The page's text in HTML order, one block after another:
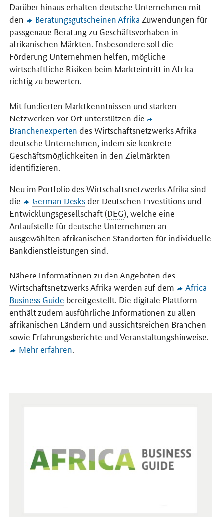
Darüber hinaus erhalten deutsche Unternehmen mit
den
Beratungsgutscheinen Afrika Zuwendungen für
passgenaue Beratung zu Geschäftsvorhaben in
afrikanischen Märkten. Insbesondere soll die
Förderung Unternehmen helfen, mögliche
wirtschaftliche Risiken beim Markteintritt in Afrika
richtig zu bewerten.
Mit fundierten Marktkenntnissen und starken
Netzwerken vor Ort unterstützen die
Branchenexperten des Wirtschaftsnetzwerks Afrika
deutsche Unternehmen, indem sie konkrete
Geschäftsmöglichkeiten in den Zielmärkten
identifizieren.
Neu im Portfolio des Wirtschaftsnetzwerks Afrika sind
die
German Desksder Deutschen Investitions und
Entwicklungsgesellschaft (DEG), welche eine
Anlaufstelle für deutsche Unternehmen an
ausgewählten afrikanischen Standorten für individuelle
Bankdienstleistungen sind.
Nähere Informationen zu den Angeboten des
Wirtschaftsnetzwerks Afrika werden auf dem
Africa
Business Guide bereitgestellt. Die digitale Plattform
enthält zudem ausführliche Informationen zu allen
afrikanischen Ländern und aussichtsreichen Branchen
sowie Erfahrungsberichte und Veranstaltungshinweise.
Mehr erfahren.